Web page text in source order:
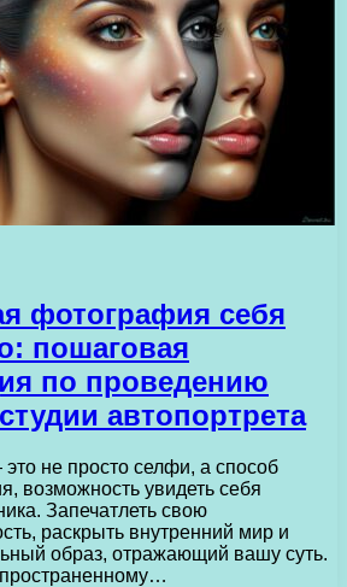
фотография себя
пошаговая
по проведению
автопортрета
не просто селфи, а способ
возможность увидеть себя
Запечатлеть свою
раскрыть внутренний мир и
образ, отражающий вашу суть.